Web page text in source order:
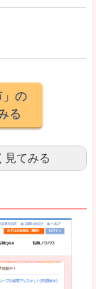
の
る
見てみる
ウントが充実して
ジ」という検索